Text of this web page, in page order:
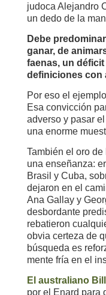
judoca Alejandro
un dedo de la
Debe
ganar, de
faenas, un
definiciones con
Por eso el
Esa convicción
adverso y pasar
una enorme
También el oro
una enseñanza:
Brasil y Cuba,
dejaron en el
Ana Gallay y
desbordante
rebatieron
obvia certeza de
búsqueda es
mente fría en el
El australiano
por el Enard para